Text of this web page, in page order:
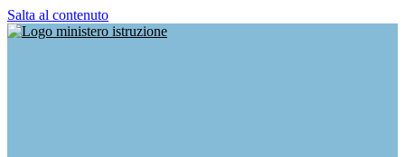
Salta al contenuto